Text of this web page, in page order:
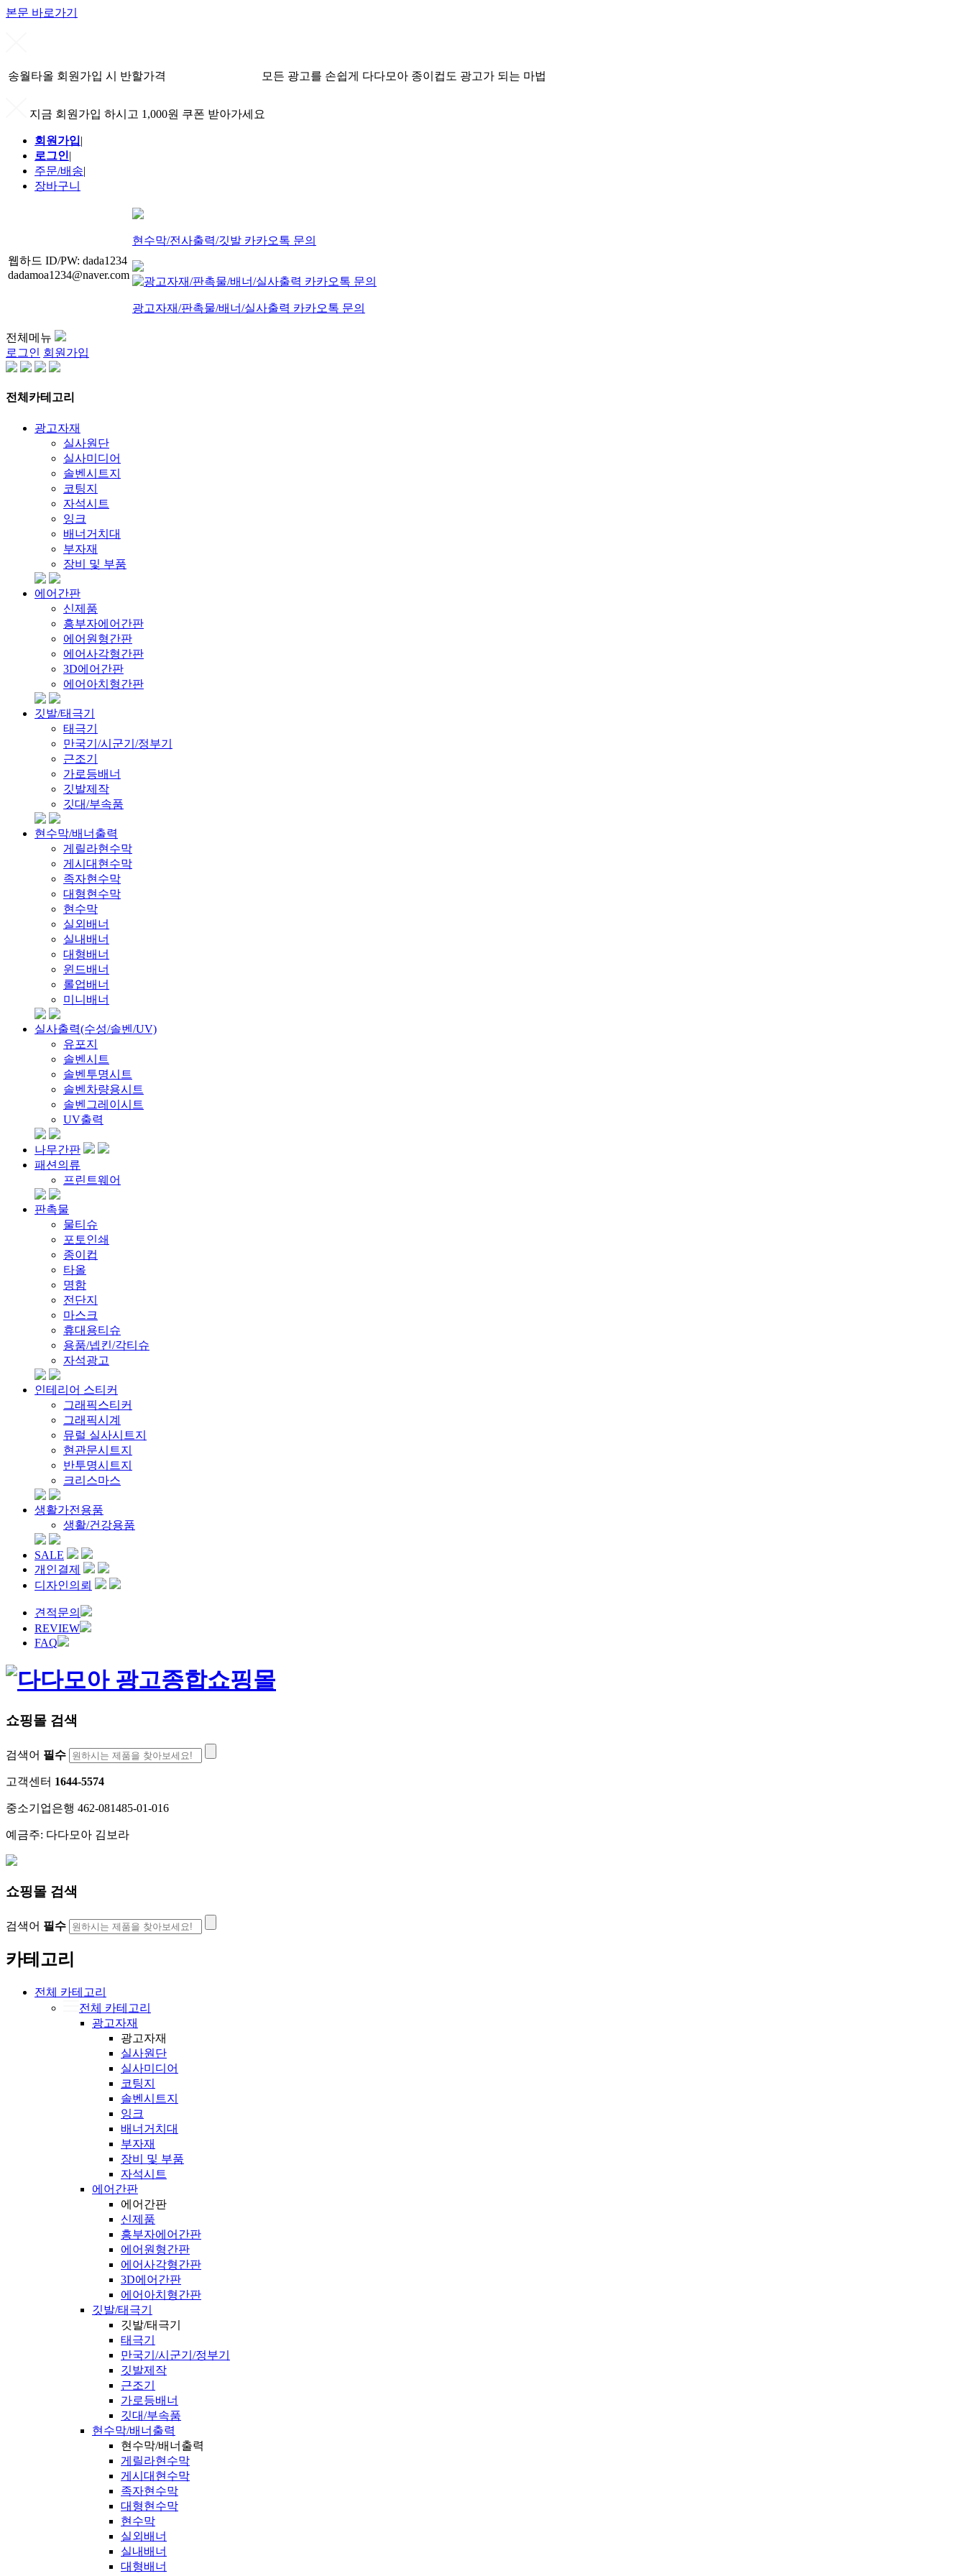
본문 바로가기
송월타올 회원가입 시 반할가격 모든 광고를 손쉽게 다다모아 종이컵도 광고가 되는 마법
지금 회원가입 하시고 1,000원 쿠폰 받아가세요
회원가입|
로그인|
주문/배송|
장바구니
웹하드 ID/PW: dada1234
dadamoa1234@naver.com
현수막/전사출력/깃발 카카오톡 문의
광고자재/판촉물/배너/실사출력 카카오톡 문의
전체메뉴
로그인 회원가입
전체카테고리
광고자재
실사원단
실사미디어
솔벤시트지
코팅지
자석시트
잉크
배너거치대
부자재
장비 및 부품
에어간판
신제품
흥부자에어간판
에어원형간판
에어사각형간판
3D에어간판
에어아치형간판
깃발/태극기
태극기
만국기/시군기/정부기
근조기
가로등배너
깃발제작
깃대/부속품
현수막/배너출력
게릴라현수막
게시대현수막
족자현수막
대형현수막
현수막
실외배너
실내배너
대형배너
윈드배너
롤업배너
미니배너
실사출력(수성/솔벤/UV)
유포지
솔벤시트
솔벤투명시트
솔벤차량용시트
솔벤그레이시트
UV출력
나무간판
패션의류
프린트웨어
판촉물
물티슈
포토인쇄
종이컵
타올
명함
전단지
마스크
휴대용티슈
용품/넵킨/각티슈
자석광고
인테리어 스티커
그래픽스티커
그래픽시계
뮤럴 실사시트지
현관문시트지
반투명시트지
크리스마스
생활가전용품
생활/건강용품
SALE
개인결제
디자인의뢰
견적문의
REVIEW
FAQ
쇼핑몰 검색
검색어 필수
고객센터 1644-5574
중소기업은행 462-081485-01-016
예금주: 다다모아 김보라
쇼핑몰 검색
검색어 필수
카테고리
전체 카테고리
전체 카테고리
광고자재
광고자재
실사원단
실사미디어
코팅지
솔벤시트지
잉크
배너거치대
부자재
장비 및 부품
자석시트
에어간판
에어간판
신제품
흥부자에어간판
에어원형간판
에어사각형간판
3D에어간판
에어아치형간판
깃발/태극기
깃발/태극기
태극기
만국기/시군기/정부기
깃발제작
근조기
가로등배너
깃대/부속품
현수막/배너출력
현수막/배너출력
게릴라현수막
게시대현수막
족자현수막
대형현수막
현수막
실외배너
실내배너
대형배너